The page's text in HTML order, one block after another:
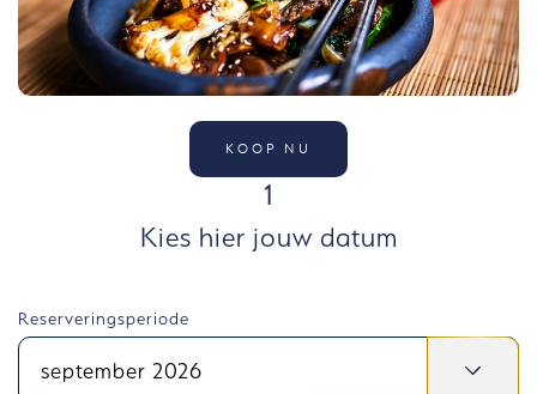
KOOP NU
1
Kies hier jouw datum
Reserveringsperiode
september 2026